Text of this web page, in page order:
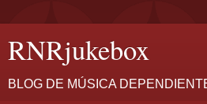
RNRjukebox
BLOG DE MÚSICA